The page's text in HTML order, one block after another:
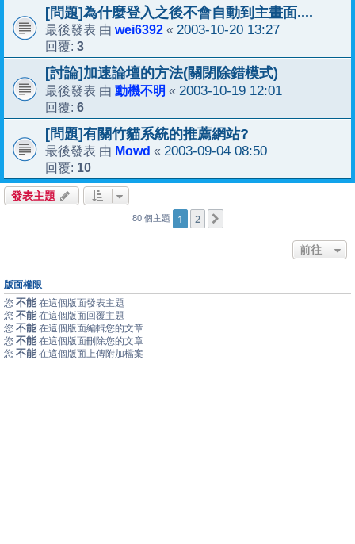
[問題]為什麼登入之後不會自動到主畫面....
最後發表 由 wei6392 « 2003-10-20 13:27
回覆: 3
[討論]加速論壇的方法(關閉除錯模式)
最後發表 由 動機不明 « 2003-10-19 12:01
回覆: 6
[問題]有關竹貓系統的推薦網站?
最後發表 由 Mowd « 2003-09-04 08:50
回覆: 10
發表主題
80 個主題 1 2
前往
版面權限
您 不能 在這個版面發表主題
您 不能 在這個版面回覆主題
您 不能 在這個版面編輯您的文章
您 不能 在這個版面刪除您的文章
您 不能 在這個版面上傳附加檔案